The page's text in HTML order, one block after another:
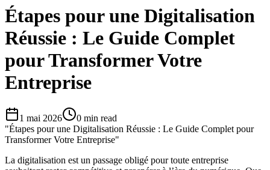
Étapes pour une Digitalisation
Réussie : Le Guide Complet
pour Transformer Votre
Entreprise
1 mai 2026 0 min read
"Étapes pour une Digitalisation Réussie : Le Guide Complet pour
Transformer Votre Entreprise"
La digitalisation est un passage obligé pour toute entreprise